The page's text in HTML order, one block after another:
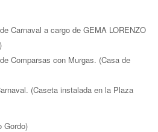
Carnaval a cargo de GEMA LORENZO
Comparsas con Murgas. (Casa de
(Caseta instalada en la Plaza